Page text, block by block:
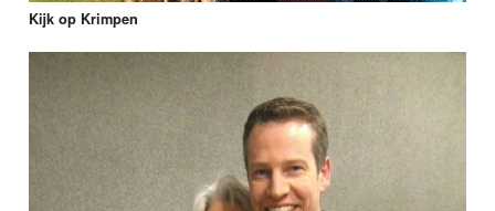
Kijk op Krimpen